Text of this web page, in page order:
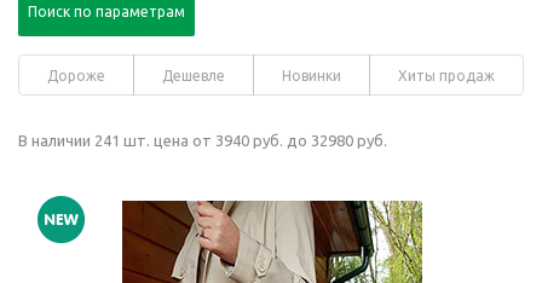
Поиск по параметрам
Дороже Дешевле Новинки Хиты продаж
В наличии 241 шт. цена от 3940 руб. до 32980 руб.